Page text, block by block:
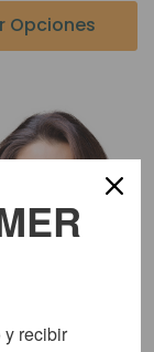
Opciones
y recibir